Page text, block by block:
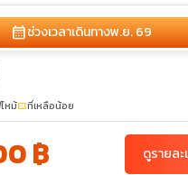
calendar_monthช่วงเวลาเดินทางพ.ย. 69
หม้confirmation_numberที่เหลือน้อย
฿ ดูรายล